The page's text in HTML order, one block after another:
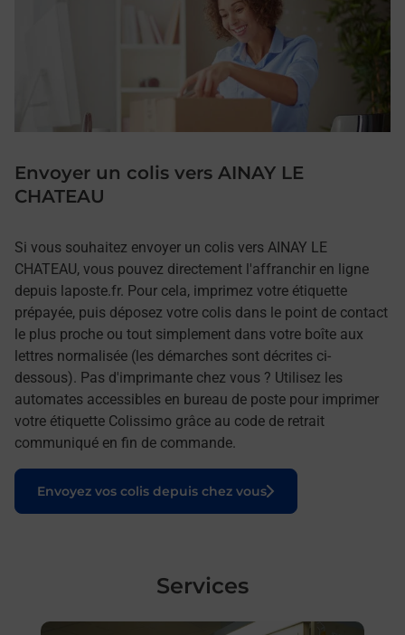
Envoyer un colis vers AINAY LE
CHATEAU
Si vous souhaitez envoyer un colis vers AINAY LE
CHATEAU, vous pouvez directement l'affranchir en ligne
depuis laposte.fr. Pour cela, imprimez votre étiquette
prépayée, puis déposez votre colis dans le point de contact
le plus proche ou tout simplement dans votre boîte aux
lettres normalisée (les démarches sont décrites ci-
dessous). Pas d'imprimante chez vous ? Utilisez les
automates accessibles en bureau de poste pour imprimer
votre étiquette Colissimo grâce au code de retrait
communiqué en fin de commande.
Envoyez vos colis depuis chez vous
Le lien s'ouvre dans un nouvel onglet
Services
En savoir plus